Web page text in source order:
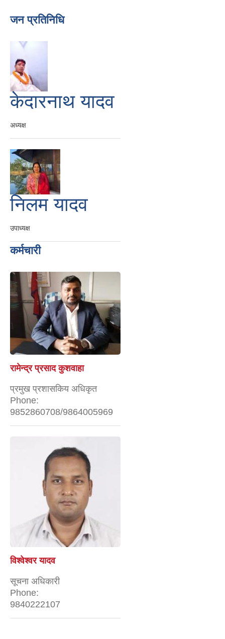
जन प्रतिनिधि
केदारनाथ यादव
अध्यक्ष
निलम यादव
उपाध्यक्ष
कर्मचारी
रामेन्द्र प्रसाद कुशवाहा
प्रमुख प्रशासकिय अधिकृत
Phone:
9852860708/9864005969
विश्वेश्वर यादव
सूचना अधिकारी
Phone:
9840222107